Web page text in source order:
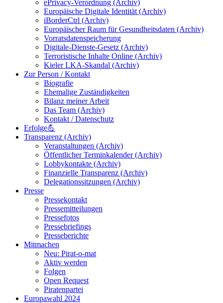
ePrivacy-Verordnung (Archiv)
Europäische Digitale Identität (Archiv)
iBorderCtrl (Archiv)
Europäischer Raum für Gesundheitsdaten (Archiv)
Vorratsdatenspeicherung
Digitale-Dienste-Gesetz (Archiv)
Terroristische Inhalte Online (Archiv)
Kieler LKA-Skandal (Archiv)
Zur Person / Kontakt
Biografie
Ehemalige Zuständigkeiten
Bilanz meiner Arbeit
Das Team (Archiv)
Kontakt / Datenschutz
Erfolge💪
Transparenz (Archiv)
Veranstaltungen (Archiv)
Öffentlicher Terminkalender (Archiv)
Lobbykontakte (Archiv)
Finanzielle Transparenz (Archiv)
Delegationssitzungen (Archiv)
Presse
Pressekontakt
Pressemitteilungen
Pressefotos
Pressebriefings
Presseberichte
Mitmachen
Neu: Pirat-o-mat
Aktiv werden
Folgen
Open Request
Piratenpartei
Europawahl 2024